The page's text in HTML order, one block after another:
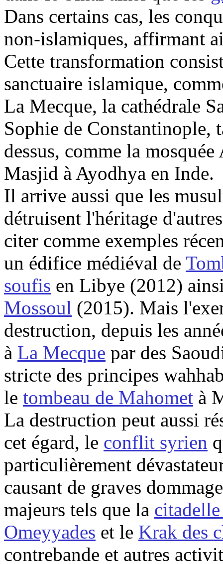
Dans certains cas, les
non-islamiques, affirmant
Cette transformation
sanctuaire islamique,
La Mecque, la cathédrale
Sophie de Constantinople,
dessus, comme la
Masjid à Ayodhya en Inde.
Il arrive aussi que les
détruisent l'héritage
citer comme exemples
un édifice médiéval de
soufis en Libye (2012)
Mossoul (2015). Mais
destruction, depuis les
à La Mecque par des
stricte des principes
le tombeau de Mahomet à
La destruction peut aussi
cet égard, le conflit syrien
particulièrement
causant de graves
majeurs tels que la
Omeyyades et le Krak des
contrebande et autres